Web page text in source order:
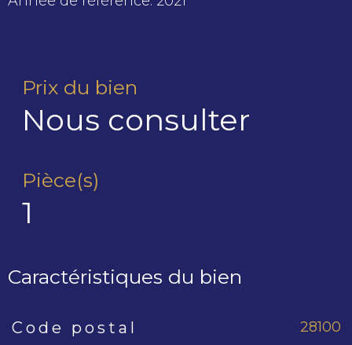
Prix du bien
Nous consulter
Pièce(s)
1
Caractéristiques du bien
Caractéristiques
Code postal 28100